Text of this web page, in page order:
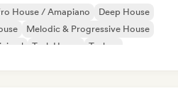
House / Amapiano
Deep House
Melodic & Progressive House
Tech House
Techno